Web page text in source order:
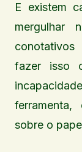
E existem
mergulhar
fazer isso
sobre o